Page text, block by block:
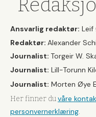
Ansvarlig redaktør: Leif
Redaktør: Alexander
Journalist: Torgeir W.
Journalist: Lill-Torunn
Journalist: Morten Øye
Her finner duvåre
personvernerklæring.